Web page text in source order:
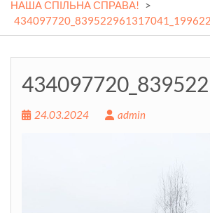
НАША СПІЛЬНА СПРАВА! >
24.03.2024 admin